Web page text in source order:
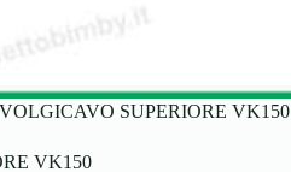
SUPERIORE VK150
VK150